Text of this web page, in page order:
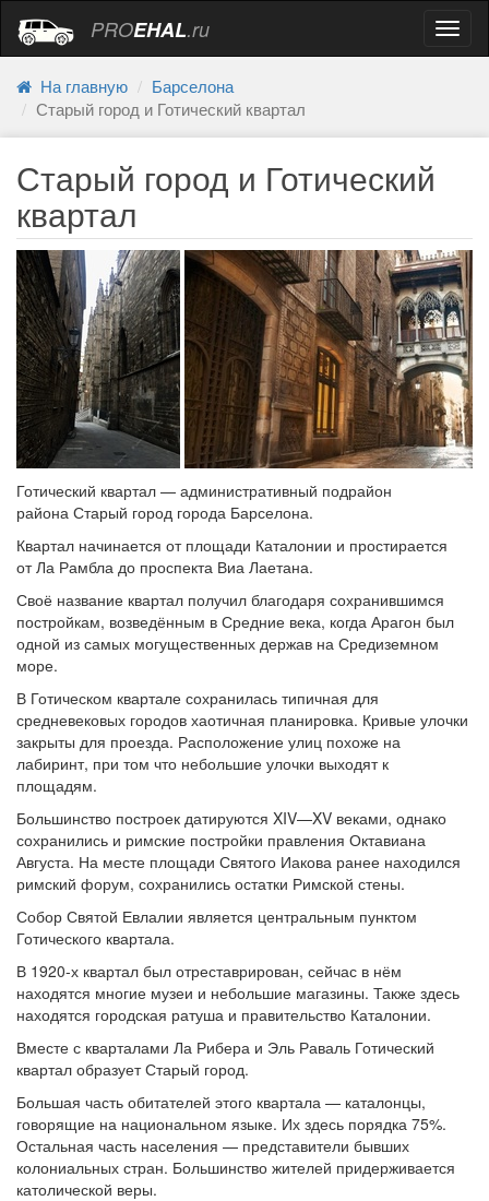
PROEHAL.ru
На главную
Барселона
Старый город и Готический квартал
Старый город и Готический
квартал
Готический квартал — административный подрайон
района Старый город города Барселона.
Квартал начинается от площади Каталонии и простирается
от Ла Рамбла до проспекта Виа Лаетана.
Своё название квартал получил благодаря сохранившимся
постройкам, возведённым в Средние века, когда Арагон был
одной из самых могущественных держав на Средиземном
море.
В Готическом квартале сохранилась типичная для
средневековых городов хаотичная планировка. Кривые улочки
закрыты для проезда. Расположение улиц похоже на
лабиринт, при том что небольшие улочки выходят к
площадям.
Большинство построек датируются XIV—XV веками, однако
сохранились и римские постройки правления Октавиана
Августа. На месте площади Святого Иакова ранее находился
римский форум, сохранились остатки Римской стены.
Собор Святой Евлалии является центральным пунктом
Готического квартала.
В 1920-х квартал был отреставрирован, сейчас в нём
находятся многие музеи и небольшие магазины. Также здесь
находятся городская ратуша и правительство Каталонии.
Вместе с кварталами Ла Рибера и Эль Раваль Готический
квартал образует Старый город.
Большая часть обитателей этого квартала — каталонцы,
говорящие на национальном языке. Их здесь порядка 75%.
Остальная часть населения — представители бывших
колониальных стран. Большинство жителей придерживается
католической веры.